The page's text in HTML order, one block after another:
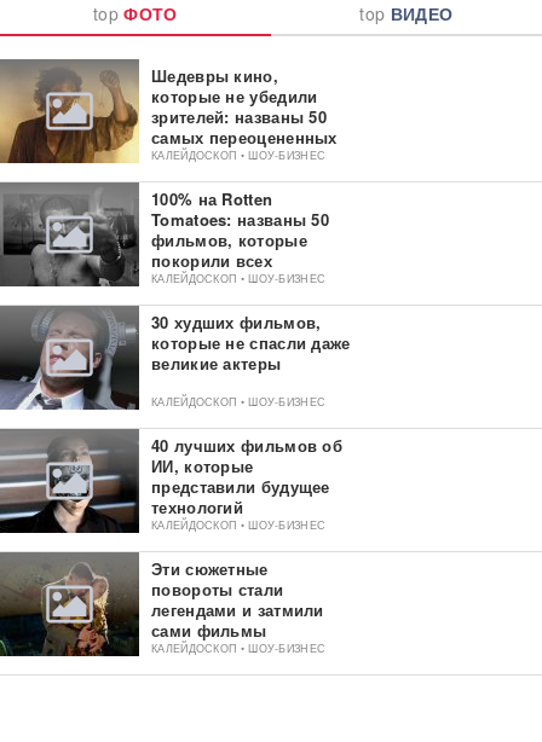
topФОТО top ВИДЕО
Шедевры кино,
которые не убедили
зрителей: названы 50
самых переоцененных
фильмов
КАЛЕЙДОСКОП • ШОУ-БИЗНЕС
100% на Rotten
Tomatoes: названы 50
фильмов, которые
покорили всех
критиков
КАЛЕЙДОСКОП • ШОУ-БИЗНЕС
30 худших фильмов,
которые не спасли даже
великие актеры
КАЛЕЙДОСКОП • ШОУ-БИЗНЕС
40 лучших фильмов об
ИИ, которые
представили будущее
технологий
КАЛЕЙДОСКОП • ШОУ-БИЗНЕС
Эти сюжетные
повороты стали
легендами и затмили
сами фильмы
КАЛЕЙДОСКОП • ШОУ-БИЗНЕС